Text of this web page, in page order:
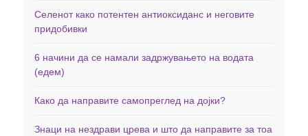
Селенот како потентен антиоксиданс и неговите
придобивки
6 начини да се намали задржувањето на водата
(едем)
Како да направите самопреглед на дојки?
Знаци на нездрави црева и што да направите за тоа